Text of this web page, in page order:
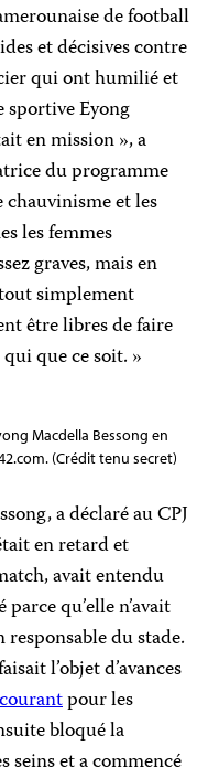
de football
et décisives contre
qui ont humilié et
sportive Eyong
en mission », a
du programme
et les
les femmes
graves, mais en
simplement
être libres de faire
que ce soit. »
Macdella Bessong en
(Crédit tenu secret)
a déclaré au CPJ
en retard et
avait entendu
qu’elle n’avait
responsable du stade.
l’objet d’avances
pour les
bloqué la